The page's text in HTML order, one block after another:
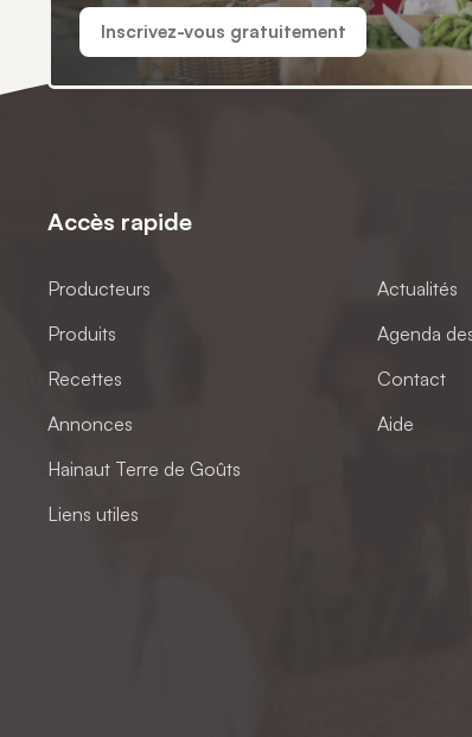
Inscrivez-vous gratuitement
Accès rapide
Producteurs
Produits
Recettes
Annonces
Hainaut Terre de Goûts
Liens utiles
Actualités
Agenda
Contact
Aide